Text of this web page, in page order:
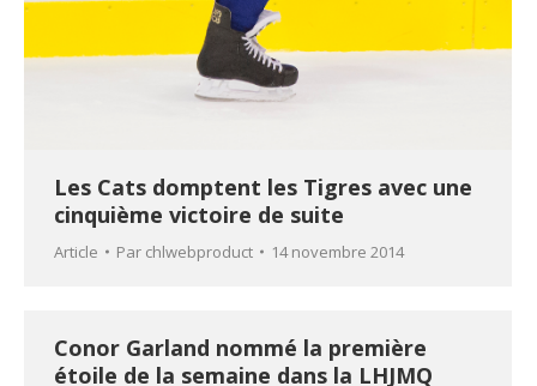
Les Cats domptent les Tigres avec une
cinquième victoire de suite
Article Par chlwebproduct 14 novembre 2014
Conor Garland nommé la première
étoile de la semaine dans la LHJMQ